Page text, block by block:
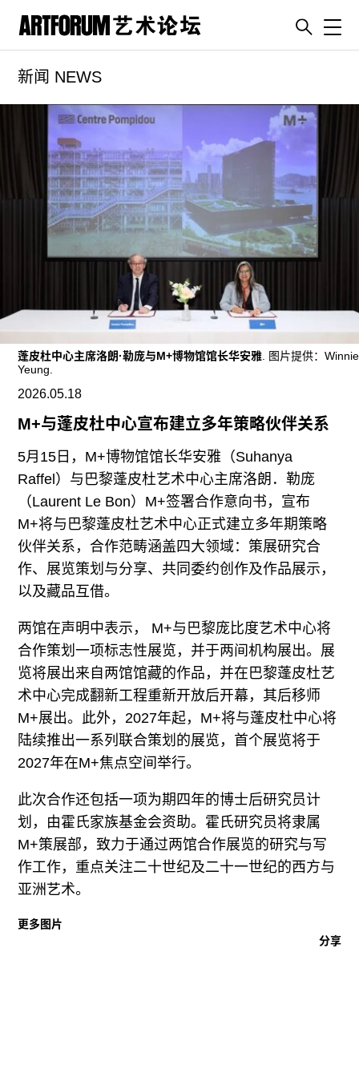
artguide
新闻
ART & EDUCATION
订阅
往期内容
联系我们
关注我们
新闻 NEWS
蓬皮杜中心主席洛朗·勒庞与M+博物馆馆长华安雅 . 图片提供：Winnie
Yeung.
2026.05.18
M+与蓬皮杜中心宣布建立多年策略伙伴关系
5月15日，M+博物馆馆长华安雅（Suhanya
Raffel）与巴黎蓬皮杜艺术中心主席洛朗．勒庞
（Laurent Le Bon）M+签署合作意向书，宣布
M+将与巴黎蓬皮杜艺术中心正式建立多年期策略
伙伴关系，合作范畴涵盖四大领域：策展研究合
作、展览策划与分享、共同委约创作及作品展示，
以及藏品互借。
两馆在声明中表示， M+与巴黎庞比度艺术中心将
合作策划一项标志性展览，并于两间机构展出。展
览将展出来自两馆馆藏的作品，并在巴黎蓬皮杜艺
术中心完成翻新工程重新开放后开幕，其后移师
M+展出。此外，2027年起，M+将与蓬皮杜中心将
陆续推出一系列联合策划的展览，首个展览将于
2027年在M+焦点空间举行。
此次合作还包括一项为期四年的博士后研究员计
划，由霍氏家族基金会资助。霍氏研究员将隶属
M+策展部，致力于通过两馆合作展览的研究与写
作工作，重点关注二十世纪及二十一世纪的西方与
亚洲艺术。
更多图片
分享